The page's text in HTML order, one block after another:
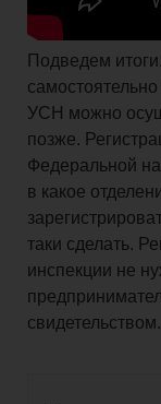
Подведем
УСН можно
позже.
Федеральной
в какое
таки сделать.
инспекции не
свидетельством.